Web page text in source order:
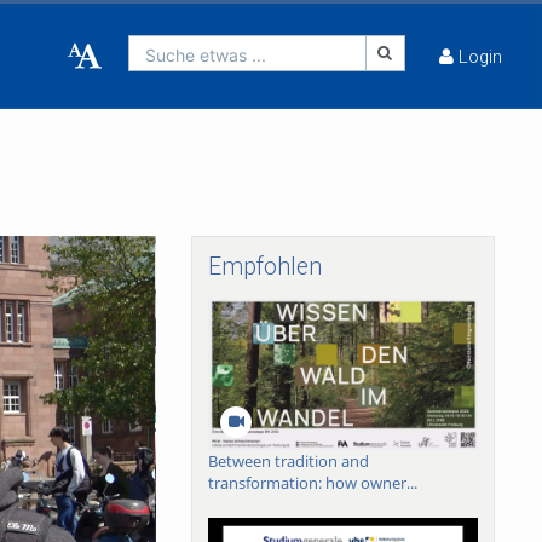
Suche etwas ... Login
Empfohlen
Between tradition and
transformation: how owner...